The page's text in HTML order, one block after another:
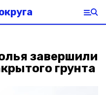
завершили
грунта